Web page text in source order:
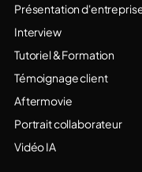
Présentation
Interview
Tutoriel & Formation
Témoignage client
Aftermovie
Portrait collaborateur
Vidéo IA